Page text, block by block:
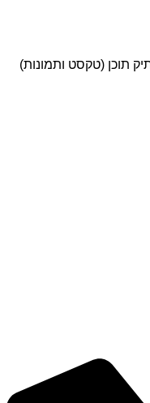
תוכן (טקסט ותמונות)